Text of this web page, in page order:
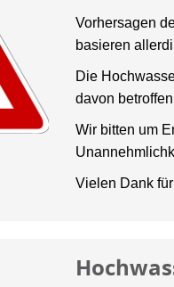
Vorhersagen
basieren
Die
davon
Wir bitten um
Vielen Dank